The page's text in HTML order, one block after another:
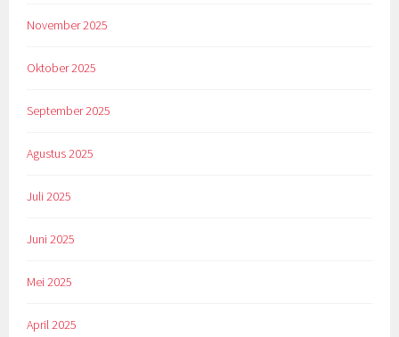
November 2025
Oktober 2025
September 2025
Agustus 2025
Juli 2025
Juni 2025
Mei 2025
April 2025